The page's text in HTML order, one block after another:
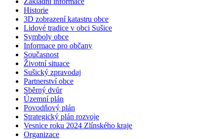
Historie
3D zobrazení katastru obce
Lidové tradice v obci Sušice
Symboly obce
Informace pro občany
Současnost
Životní situace
Sušický zpravodaj
Partnerství obce
Sběrný dvůr
Územní plán
Povodňový plán
Strategický plán rozvoje
Vesnice roku 2024 Zlínského kraje
Organizace